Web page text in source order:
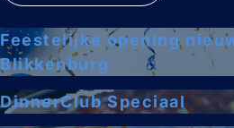
Feestelijke opening
Blikkenburg
DinnerClub Speciaal